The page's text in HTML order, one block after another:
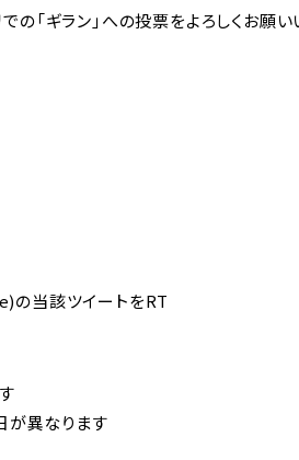
「ギラン」への投票をよろしくお願い
当該ツイートをRT
が異なります